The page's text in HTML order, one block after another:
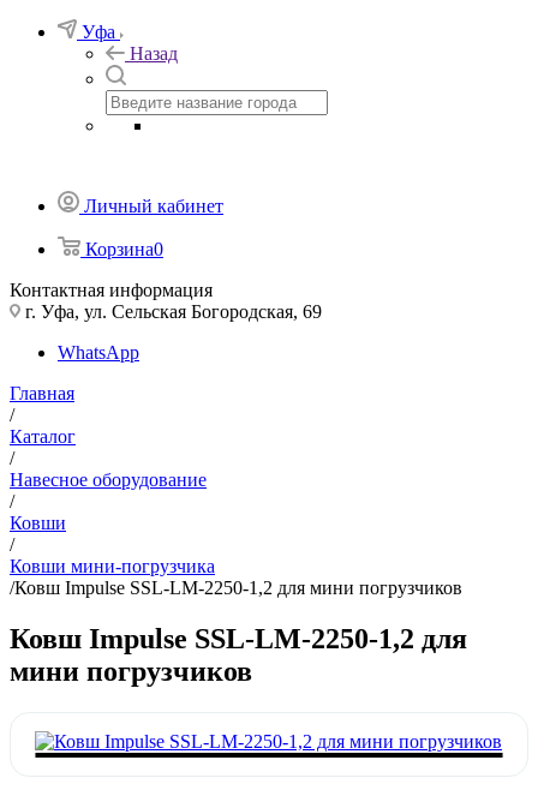
Уфа
Назад
Личный кабинет
Корзина0
Контактная информация
г. Уфа, ул. Сельская Богородская, 69
WhatsApp
Главная
/
Каталог
/
Навесное оборудование
/
Ковши
/
Ковши мини-погрузчика
/Ковш Impulse SSL-LM-2250-1,2 для мини погрузчиков
Ковш Impulse SSL-LM-2250-1,2 для
мини погрузчиков